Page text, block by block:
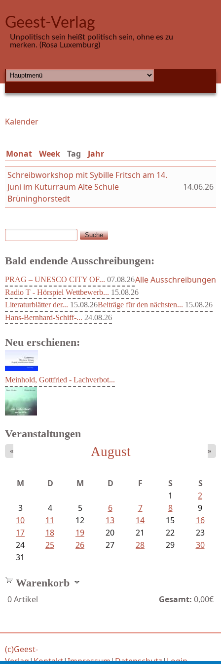
Geest-Verlag
Unpolitisch sein heißt politisch sein, ohne es zu
merken. (Rosa Luxemburg)
HAUPTMENÜ
Sie sind hier
Kalender
Monat Week Tag (aktiver Reiter)
Jahr
Schreibworkshop mit Sybille Fritsch am 14.
Juni im Kuturraum Alte Schule
Brüninghorstedt
14.06.26
Suchformular
Suche
Bald endende Ausschreibungen:
PRAG – UNESCO CITY OF... 07.08.26
Radio T - Hörspiel Wettbewerb... 15.08.26
Literaturblätter der... 15.08.26Beiträge für den nächsten... 15.08.26
Hans-Bernhard-Schiff-... 24.08.26
Alle Ausschreibungen
Neu erschienen:
Sigune Schnabel und Philipp...
Meinhold, Gottfried - Lachverbot...
Veranstaltungen
August
« »
M D M D F S
S
1
2
3
4 5 6 7 8
9
10
11 12 13 14 15
16
17
18 19 20 21 22
23
24
25 26 27 28 29
30
31
Warenkorb
0Artikel Gesamt: 0,00€
(c)Geest-
Verlag|Kontakt|Impressum|Datenschutz|Login